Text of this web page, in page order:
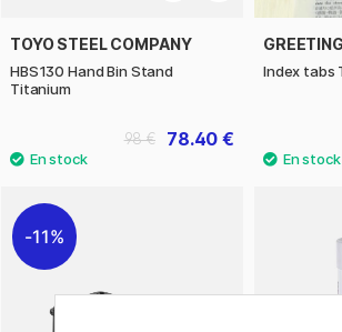
TOYO STEEL COMPANY
HBS130 Hand Bin Stand
Titanium
78.40 €
98 €
Index tabs
11%